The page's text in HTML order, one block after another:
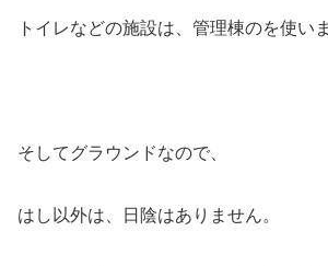
トイレなどの施設は、管理棟のを使い
そしてグラウンドなので、
はし以外は、日陰はありません。